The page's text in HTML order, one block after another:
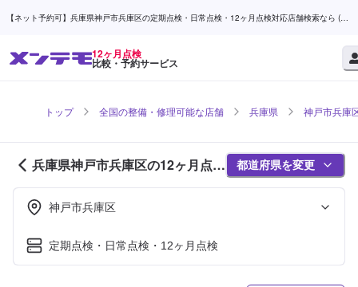
【ネット予約可】兵庫県神戸市兵庫区の定期点検・日常点検・12ヶ月点検対応店舗検索なら (1
12ヶ月点検
比較・予約サービス
トップ 全国の整備・修理可能な店舗 兵庫県 神戸市兵庫
兵庫県神戸市兵庫区の12ヶ月点検
対応店舗紹介 (1ページ目)
都道府県を変更
神戸市兵庫区
定期点検・日常点検・12ヶ月点検